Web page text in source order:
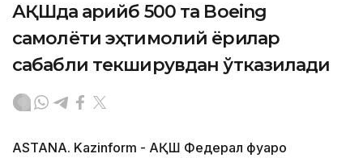
АҚШда қарийб 500 та Boeing
самолёти эҳтимолий ёриқлар
сабабли текширувдан ўтказилади
ASTANA. Kazinform - АҚШ Федерал фуқаро